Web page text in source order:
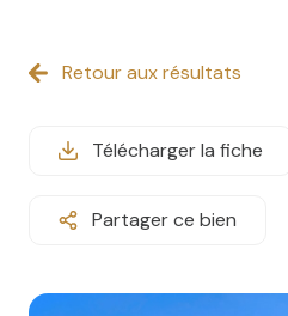
NOS
maisons
appartements
PROGRAMMES
Retour aux résultats
Télécharger la fiche
Partager ce bien